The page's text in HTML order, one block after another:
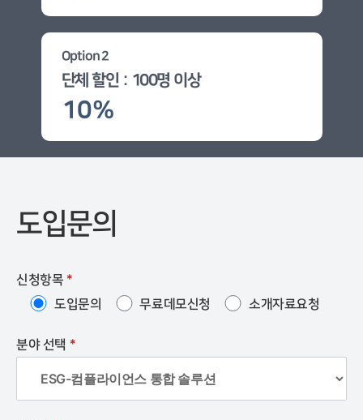
Option 2
단체 할인 : 100명 이상
10%
도입문의
신청항목 *
도입문의
무료데모신청 소개자료요청
분야 선택 *